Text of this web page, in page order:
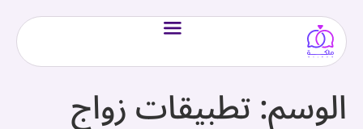
الوسم:تطبيقات زواج